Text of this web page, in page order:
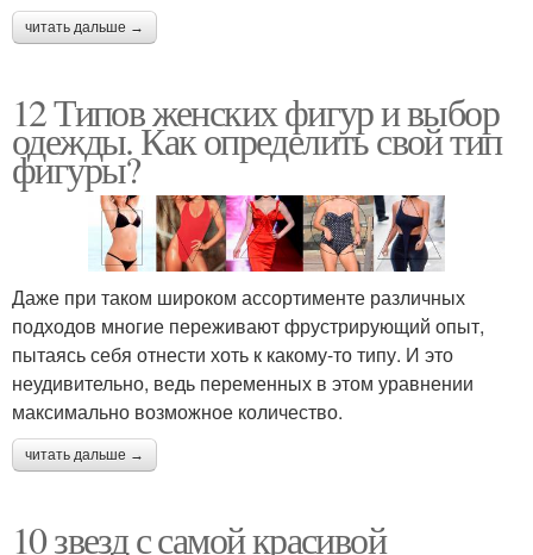
читать дальше →
12 Типов женских фигур и выбор
одежды. Как определить свой тип
фигуры?
Даже при таком широком ассортименте различных
подходов многие переживают фрустрирующий опыт,
пытаясь себя отнести хоть к какому-то типу. И это
неудивительно, ведь переменных в этом уравнении
максимально возможное количество.
читать дальше →
10 звезд с самой красивой